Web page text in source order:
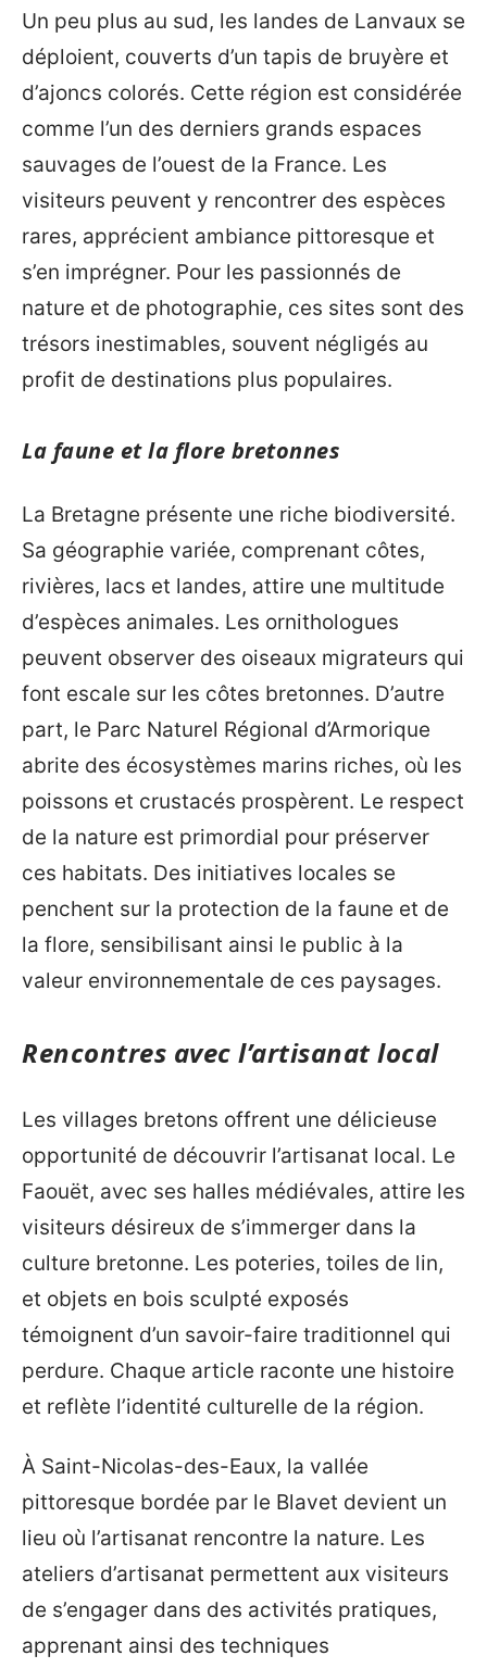
Un peu plus au sud, les landes de Lanvaux se
déploient, couverts d’un tapis de bruyère et
d’ajoncs colorés. Cette région est considérée
comme l’un des derniers grands espaces
sauvages de l’ouest de la France. Les
visiteurs peuvent y rencontrer des espèces
rares, apprécient ambiance pittoresque et
s’en imprégner. Pour les passionnés de
nature et de photographie, ces sites sont des
trésors inestimables, souvent négligés au
profit de destinations plus populaires.
La faune et la flore bretonnes
La Bretagne présente une riche biodiversité.
Sa géographie variée, comprenant côtes,
rivières, lacs et landes, attire une multitude
d’espèces animales. Les ornithologues
peuvent observer des oiseaux migrateurs qui
font escale sur les côtes bretonnes. D’autre
part, le Parc Naturel Régional d’Armorique
abrite des écosystèmes marins riches, où les
poissons et crustacés prospèrent. Le respect
de la nature est primordial pour préserver
ces habitats. Des initiatives locales se
penchent sur la protection de la faune et de
la flore, sensibilisant ainsi le public à la
valeur environnementale de ces paysages.
Rencontres avec l’artisanat local
Les villages bretons offrent une délicieuse
opportunité de découvrir l’artisanat local. Le
Faouët, avec ses halles médiévales, attire les
visiteurs désireux de s’immerger dans la
culture bretonne. Les poteries, toiles de lin,
et objets en bois sculpté exposés
témoignent d’un savoir-faire traditionnel qui
perdure. Chaque article raconte une histoire
et reflète l’identité culturelle de la région.
À Saint-Nicolas-des-Eaux, la vallée
pittoresque bordée par le Blavet devient un
lieu où l’artisanat rencontre la nature. Les
ateliers d’artisanat permettent aux visiteurs
de s’engager dans des activités pratiques,
apprenant ainsi des techniques